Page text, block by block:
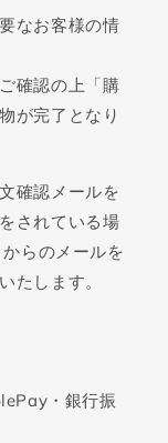
なお客様の情
確認の上「購
が完了となり
確認メールを
されている場
らのメールを
たします。
・銀行振